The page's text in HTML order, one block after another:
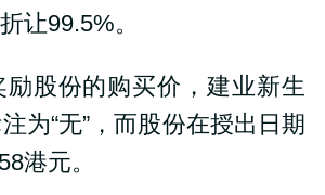
让99.5%。
股份的购买价，建业新生
为“无”，而股份在授出日期
港元。